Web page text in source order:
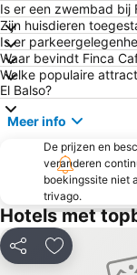
Is er een zwembad bij
Zijn huisdieren
Is er
Waar bevindt Finca
Welke populaire
El Balso?
Meer info
De prijzen en
veranderen
boekingssite niet
trivago.
Hotels met
Delen Toevoegen